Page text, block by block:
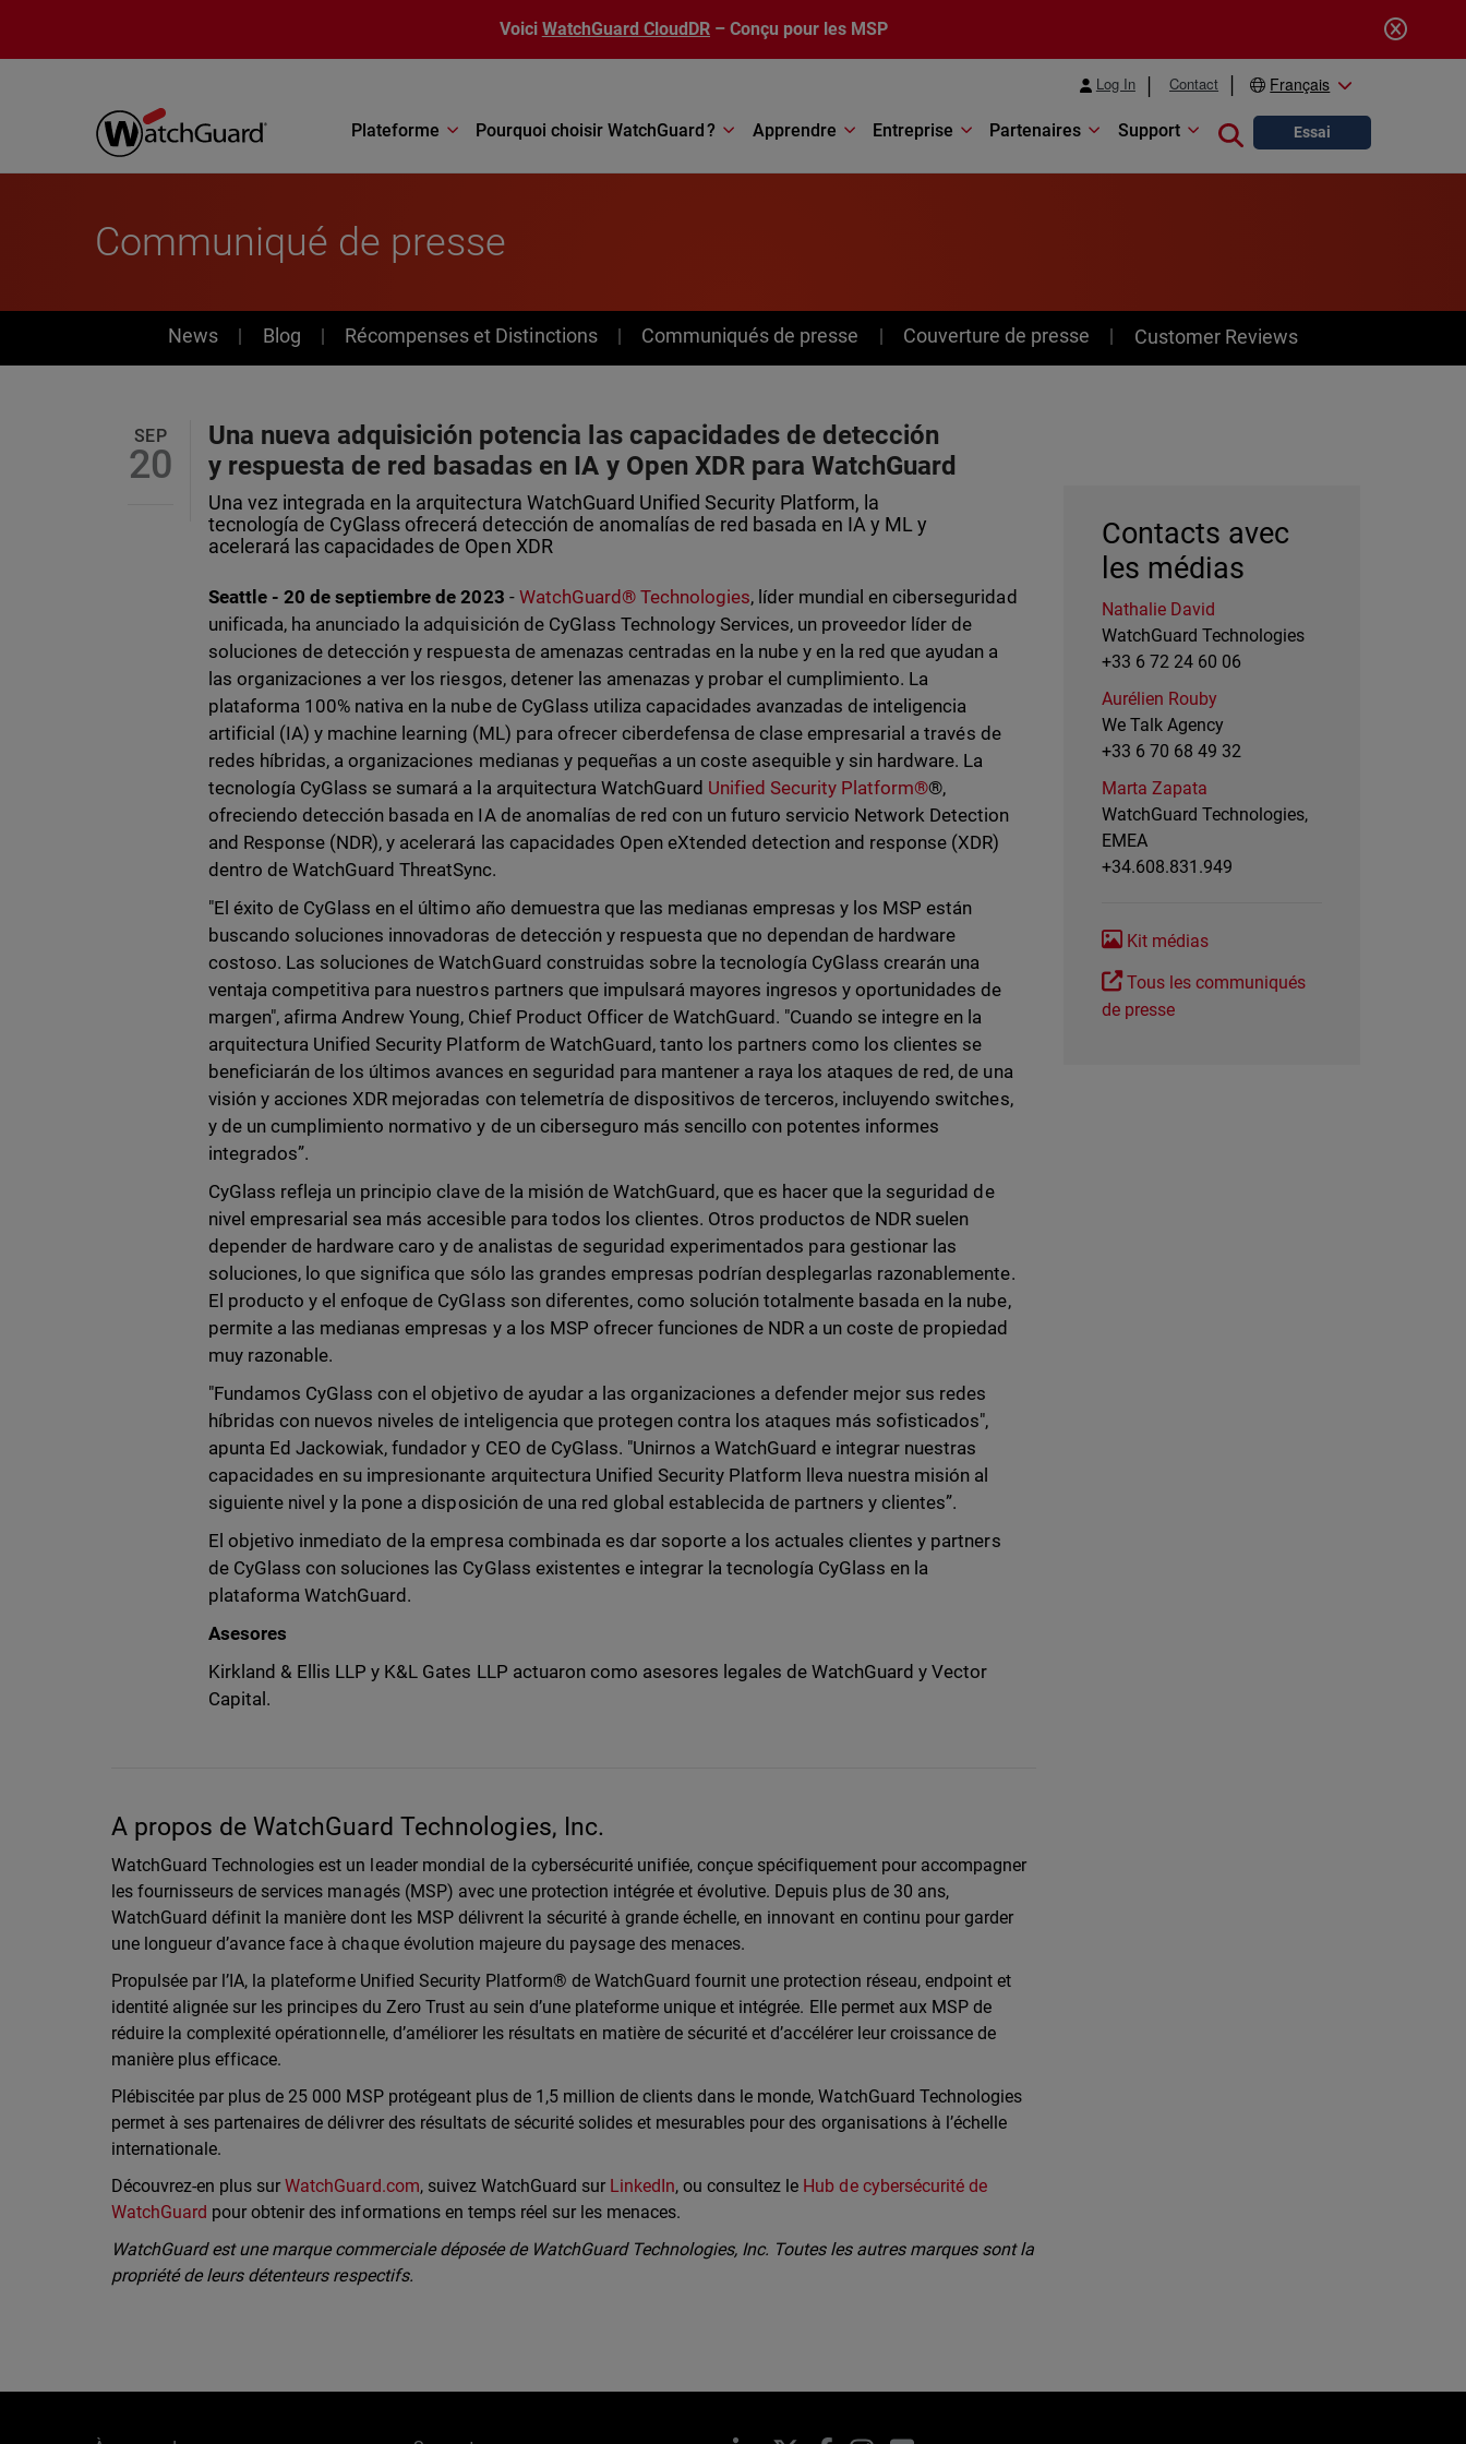
Voici WatchGuard CloudDR – Conçu pour les MSP
Log In Contact Français
Plateforme Pourquoi choisir WatchGuard ? Apprendre Entreprise Partenaires Support Close search
Essai
Communiqué de presse
News
News Blog Récompenses et Distinctions Communiqués de presse Couverture de presse Customer Reviews
SEP
20
Una nueva adquisición potencia las capacidades de detección
y respuesta de red basadas en IA y Open XDR para WatchGuard
Una vez integrada en la arquitectura WatchGuard Unified Security Platform, la
tecnología de CyGlass ofrecerá detección de anomalías de red basada en IA y ML y
acelerará las capacidades de Open XDR
Seattle - 20 de septiembre de 2023 - WatchGuard® Technologies, líder mundial en ciberseguridad
unificada, ha anunciado la adquisición de CyGlass Technology Services, un proveedor líder de
soluciones de detección y respuesta de amenazas centradas en la nube y en la red que ayudan a
las organizaciones a ver los riesgos, detener las amenazas y probar el cumplimiento. La
plataforma 100% nativa en la nube de CyGlass utiliza capacidades avanzadas de inteligencia
artificial (IA) y machine learning (ML) para ofrecer ciberdefensa de clase empresarial a través de
redes híbridas, a organizaciones medianas y pequeñas a un coste asequible y sin hardware. La
tecnología CyGlass se sumará a la arquitectura WatchGuard Unified Security Platform®®,
ofreciendo detección basada en IA de anomalías de red con un futuro servicio Network Detection
and Response (NDR), y acelerará las capacidades Open eXtended detection and response (XDR)
dentro de WatchGuard ThreatSync.
"El éxito de CyGlass en el último año demuestra que las medianas empresas y los MSP están
buscando soluciones innovadoras de detección y respuesta que no dependan de hardware
costoso. Las soluciones de WatchGuard construidas sobre la tecnología CyGlass crearán una
ventaja competitiva para nuestros partners que impulsará mayores ingresos y oportunidades de
margen", afirma Andrew Young, Chief Product Officer de WatchGuard. "Cuando se integre en la
arquitectura Unified Security Platform de WatchGuard, tanto los partners como los clientes se
beneficiarán de los últimos avances en seguridad para mantener a raya los ataques de red, de una
visión y acciones XDR mejoradas con telemetría de dispositivos de terceros, incluyendo switches,
y de un cumplimiento normativo y de un ciberseguro más sencillo con potentes informes
integrados”.
CyGlass refleja un principio clave de la misión de WatchGuard, que es hacer que la seguridad de
nivel empresarial sea más accesible para todos los clientes. Otros productos de NDR suelen
depender de hardware caro y de analistas de seguridad experimentados para gestionar las
soluciones, lo que significa que sólo las grandes empresas podrían desplegarlas razonablemente.
El producto y el enfoque de CyGlass son diferentes, como solución totalmente basada en la nube,
permite a las medianas empresas y a los MSP ofrecer funciones de NDR a un coste de propiedad
muy razonable.
"Fundamos CyGlass con el objetivo de ayudar a las organizaciones a defender mejor sus redes
híbridas con nuevos niveles de inteligencia que protegen contra los ataques más sofisticados",
apunta Ed Jackowiak, fundador y CEO de CyGlass. "Unirnos a WatchGuard e integrar nuestras
capacidades en su impresionante arquitectura Unified Security Platform lleva nuestra misión al
siguiente nivel y la pone a disposición de una red global establecida de partners y clientes”.
El objetivo inmediato de la empresa combinada es dar soporte a los actuales clientes y partners
de CyGlass con soluciones las CyGlass existentes e integrar la tecnología CyGlass en la
plataforma WatchGuard.
Asesores
Kirkland & Ellis LLP y K&L Gates LLP actuaron como asesores legales de WatchGuard y Vector
Capital.
A propos de WatchGuard Technologies, Inc.
WatchGuard Technologies est un leader mondial de la cybersécurité unifiée, conçue spécifiquement pour accompagner
les fournisseurs de services managés (MSP) avec une protection intégrée et évolutive. Depuis plus de 30 ans,
WatchGuard définit la manière dont les MSP délivrent la sécurité à grande échelle, en innovant en continu pour garder
une longueur d’avance face à chaque évolution majeure du paysage des menaces.
Propulsée par l’IA, la plateforme Unified Security Platform® de WatchGuard fournit une protection réseau, endpoint et
identité alignée sur les principes du Zero Trust au sein d’une plateforme unique et intégrée. Elle permet aux MSP de
réduire la complexité opérationnelle, d’améliorer les résultats en matière de sécurité et d’accélérer leur croissance de
manière plus efficace.
Plébiscitée par plus de 25 000 MSP protégeant plus de 1,5 million de clients dans le monde, WatchGuard Technologies
permet à ses partenaires de délivrer des résultats de sécurité solides et mesurables pour des organisations à l’échelle
internationale.
Découvrez-en plus surWatchGuard.com, suivez WatchGuard sur LinkedIn, ou consultez le Hub de cybersécurité de
WatchGuard pour obtenir des informations en temps réel sur les menaces.
WatchGuard est une marque commerciale déposée de WatchGuard Technologies, Inc. Toutes les autres marques sont la
propriété de leurs détenteurs respectifs.
Contacts avec
les médias
Nathalie David
WatchGuard Technologies
+33 6 72 24 60 06
Aurélien Rouby
We Talk Agency
+33 6 70 68 49 32
Marta Zapata
WatchGuard Technologies,
EMEA
+34.608.831.949
Kit médias
Tous les communiqués
de presse